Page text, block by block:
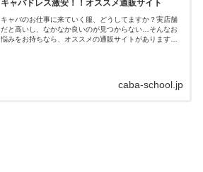
キャバドレス激安！！オススメ通販サイト
キャバのお仕事に来ていく服、どうしてますか？実店舗
だと高いし、なかなか良いのが見つからない…そんなお
悩みをお持ちなら、オススメの通販サイトがあります！
caba-school.jp